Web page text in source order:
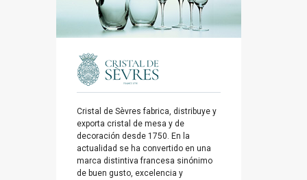
Cristal de Sèvres fabrica, distribuye y
exporta cristal de mesa y de
decoración desde 1750. En la
actualidad se ha convertido en una
marca distintiva francesa sinónimo
de buen gusto, excelencia y